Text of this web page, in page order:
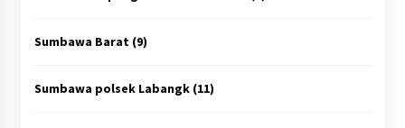
Sumbawa Barat (9)
Sumbawa polsek Labangk(11)